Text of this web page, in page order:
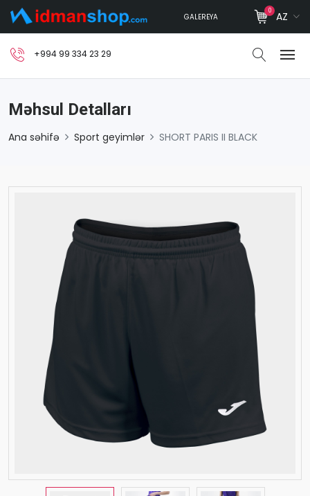
GALEREYA
0 AZ
+994 99 334 23 29
Məhsul Detalları
Ana səhifə Sport geyimlər SHORT PARIS II BLACK